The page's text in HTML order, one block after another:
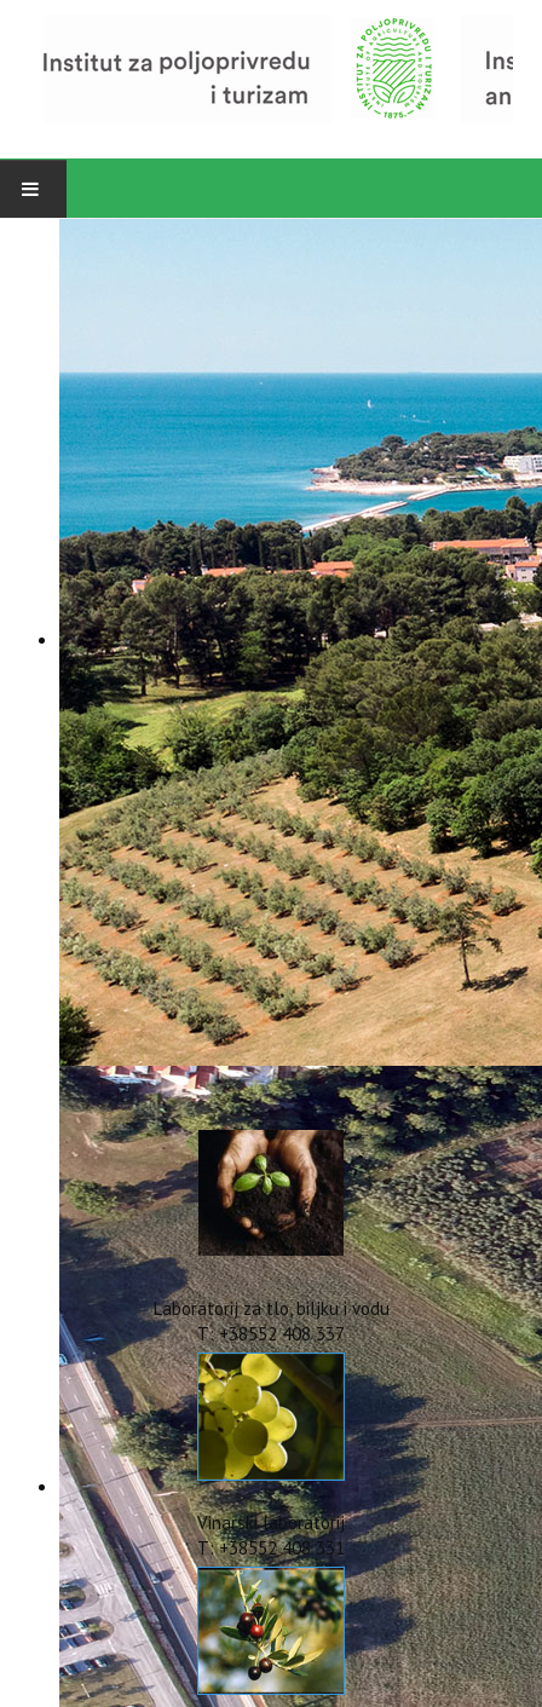
Zavod za poljoprivredu i prehranu
Zavod za ekonomiku i razvoj poljoprivrede
Zavod za turizam
Pokusno poljoprivredno imanje
Zaposlenici
Euraxess
Misija i vizija
Upravno Vijeće
Rad Upravnog vijeća
Znanstveno Vijeće
Rad Znanstvenog vijeća
Etičko povjerenstvo
Etički kodeks
Financiranje
Proračun
Potpore
PROGRAMSKO FINANCIRANJE
Izvještavanje po uredbi
Projekti Instituta
Dialogue4Tourism
REVIVE
WASTEREDUCE
MITOMED+
WINTERMED
CASTWATER
INHERIT
CONSUMLESS PLUS
IstraOILFest
ARHIVA PROJEKATA
IstraECOinclusive
Izdavačka djelatnost
Izbor u znanstvena zvanja
Dokumenti
Statut
Strategija
CIP
Pravo na pristup informacijama
Zaštita osobnih podataka
Godišnji izvještaj
Javna nabava
Natječaji za radna mjesta
Zakonodavni okvir
Akti Instituta
Linkovi
Kontakt
webmail
Popularizacija znanosti
ERASMUS+
HyPro4ST
DIGIAGRI
Laboratorij za tlo, biljku i vodu
T: +38552 408 337
Vinarski laboratorij
T: +38552 408 331